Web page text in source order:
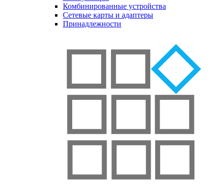
Комбинированные устройства
Сетевые карты и адаптеры
Принадлежности